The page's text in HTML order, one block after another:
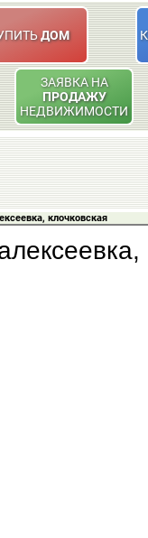
ДОМ
ЗАЯВКА НА
ПРОДАЖУ
НЕДВИЖИМОСТИ
клочковская